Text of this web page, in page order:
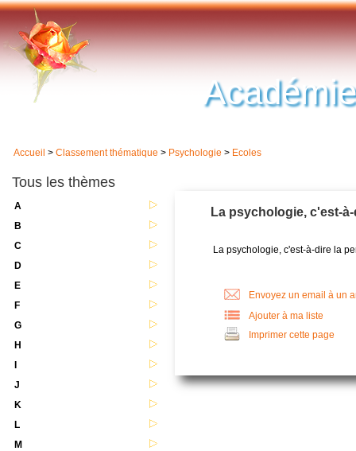
Accueil > Classement thématique > Psychologie > Ecoles
Tous les thèmes
A
B
C
D
E
F
G
H
J
K
L
M
La psychologie, c'est-
La psychologie, c'est-à-dire la
Envoyez un email à un
Ajouter à ma liste
Imprimer cette page